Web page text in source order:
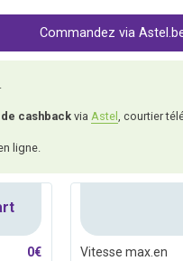
Commandez via
de cashback via Astel , courtier
ligne.
0€
Vitesse max.en